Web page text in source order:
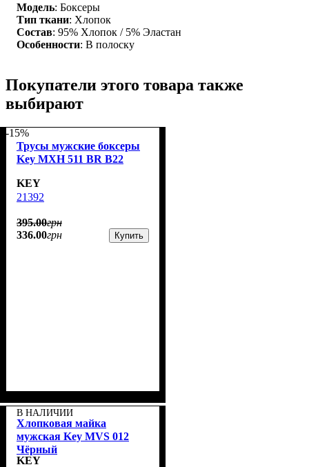
Модель: Боксеры
Тип ткани: Хлопок
Состав: 95% Хлопок / 5% Эластан
Особенности: В полоску
Покупатели этого товара также
выбирают
-15%
Трусы мужские боксеры
Key MXH 511 BR B22
KEY
21392
395.00грн
336.00грн Купить
В НАЛИЧИИ
Хлопковая майка
мужская Key MVS 012
Чёрный
KEY